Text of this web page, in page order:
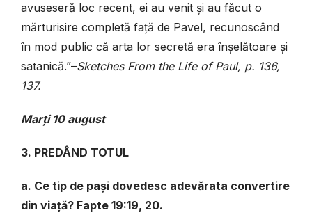
avuseseră loc recent, ei au venit și au făcut o
mărturisire completă față de Pavel, recunoscând
în mod public că arta lor secretă era înșelătoare și
satanică.”–Sketches From the Life of Paul, p. 136,
137.
Marți 10 august
3. PREDÂND TOTUL
a. Ce tip de pași dovedesc adevărata convertire
din viață? Fapte 19:19, 20.